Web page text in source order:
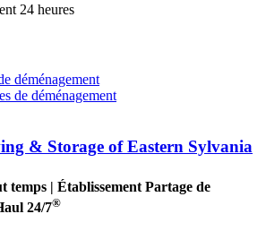
24 heures
déménagement
de déménagement
& Storage of Eastern Sylvania
temps | Établissement Partage de
24/7®